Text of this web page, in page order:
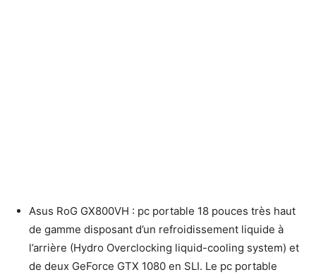
Asus RoG GX800VH : pc portable 18 pouces très haut
de gamme disposant d’un refroidissement liquide à
l’arrière (Hydro Overclocking liquid-cooling system) et
de deux GeForce GTX 1080 en SLI. Le pc portable